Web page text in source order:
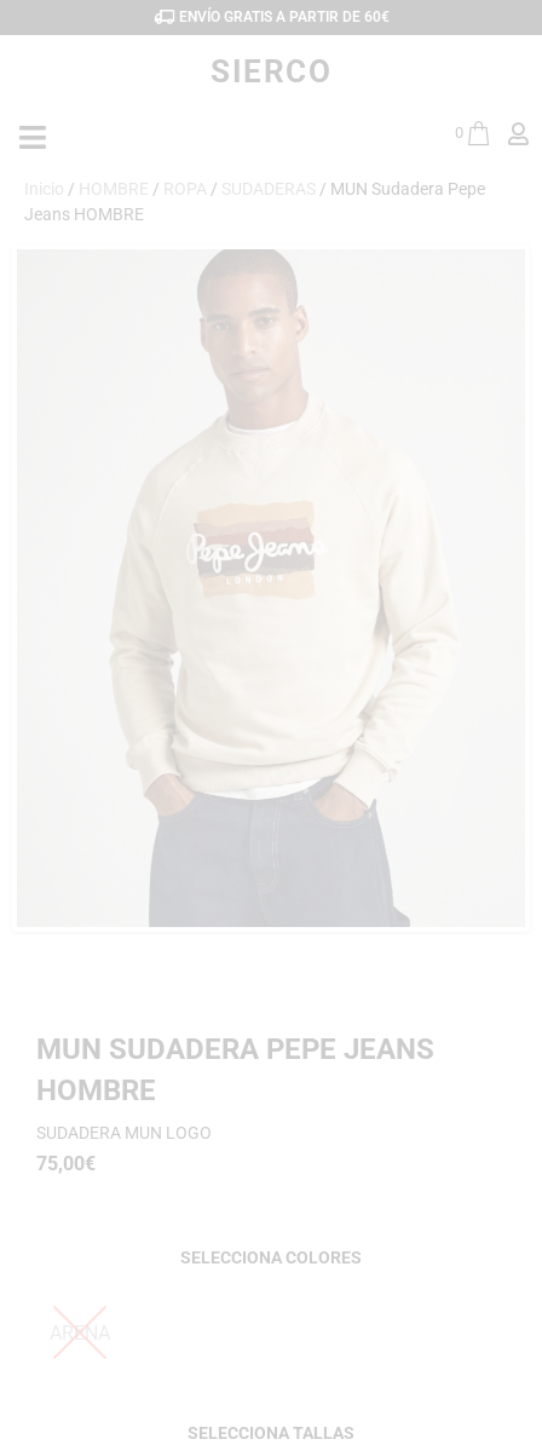
ENVÍO GRATIS A PARTIR DE 60€
SIERCO
0
Inicio / HOMBRE / ROPA / SUDADERAS / MUN Sudadera Pepe
Jeans HOMBRE
MUN SUDADERA PEPE JEANS
HOMBRE
SUDADERA MUN LOGO
75,00€
COLORES
ARENA
TALLAS